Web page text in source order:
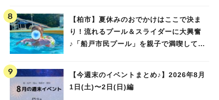
【柏市】夏休みのおでかけはここで決ま
り！流れるプール＆スライダーに大興奮
♪「船戸市民プール」を親子で満喫してき
【今週末のイベントまとめ♪】2026年8月
1日(土)〜2日(日)編